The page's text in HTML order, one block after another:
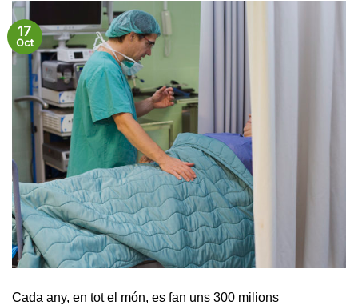
17
Oct
Cada any, en tot el món, es fan uns 300 milions